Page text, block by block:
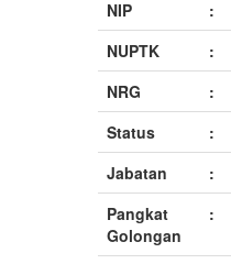
NIP
:
NUPTK
:
NRG
:
Status
:
Jabatan
:
Pangkat
Golongan
: